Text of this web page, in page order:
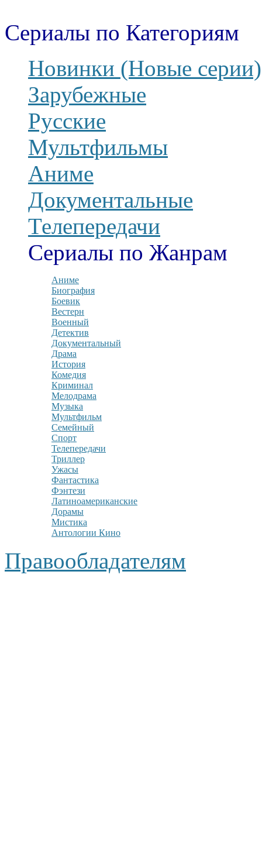
Сериалы по Категориям
Новинки (Новые серии)
Зарубежные
Русские
Мультфильмы
Аниме
Документальные
Телепередачи
Сериалы по Жанрам
Аниме
Биография
Боевик
Вестерн
Военный
Детектив
Документальный
Драма
История
Комедия
Криминал
Мелодрама
Музыка
Мультфильм
Семейный
Спорт
Телепередачи
Триллер
Ужасы
Фантастика
Фэнтези
Латиноамериканские
Дорамы
Мистика
Антологии Кино
Правообладателям